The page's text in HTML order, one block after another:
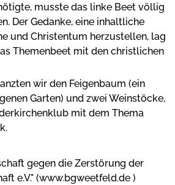
musste das linke Beet völlig
Der Gedanke, eine inhaltliche
und Christentum herzustellen, lag
Themenbeet mit den christlichen
wir den Feigenbaum (ein
Garten) und zwei Weinstöcke,
mit dem Thema
gegen die Zerstörung der
e.V." (www.bgweetfeld.de )